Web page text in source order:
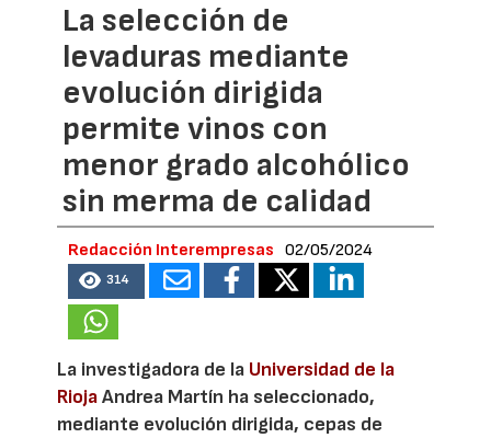
La selección de
levaduras mediante
evolución dirigida
permite vinos con
menor grado alcohólico
sin merma de calidad
Redacción Interempresas 02/05/2024
314
La investigadora de la Universidad de la
RiojaAndrea Martín ha seleccionado,
mediante evolución dirigida, cepas de